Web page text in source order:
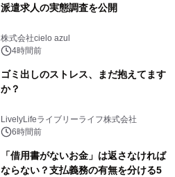
派遣求人の実態調査を公開
株式会社cielo azul
4時間前
ゴミ出しのストレス、まだ抱えてます
か？
LivelyLifeライブリーライフ株式会社
6時間前
「借用書がないお金」は返さなければ
ならない？支払義務の有無を分ける5